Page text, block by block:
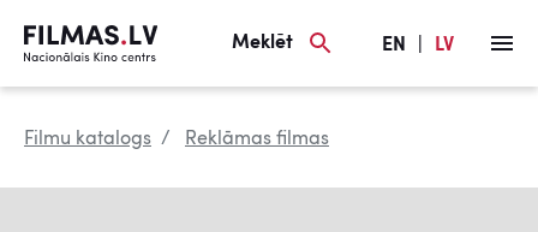
Meklēt EN LV
Filmu katalogs Reklāmas filmas